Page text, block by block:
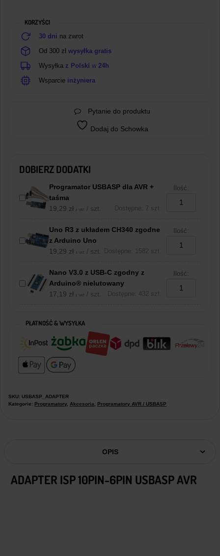
KORZYŚCI
30 dni na zwrot
Od 300 zł wysyłka gratis
Wysyłka z Polski w 24h
Wsparcie inżyniera
Pytanie do produktu
Dodaj do Schowka
DOBIERZ DODATKI
Programator USBASP dla AVR +
taśma
19,29 zł z VAT / szt. Dostępne: 7 szt.
Ilość:
Uno R3 z układem CH340 zgodne
z Arduino Uno
19,29 zł z VAT / szt. Dostępne: 1582 szt.
Ilość:
Nano V3.0 z USB-C zgodny z
Arduino® nielutowany
17,19 zł z VAT / szt. Dostępne: 432 szt.
Ilość:
PŁATNOŚĆ & WYSYŁKA
SKU: USBASP_ADAPTER
Kategorie: Programatory Akcesoria Programatory AVR / USBASP
OPIS
ADAPTER ISP 10PIN-6PIN USBASP AVR